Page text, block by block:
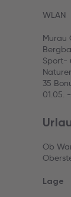
WLAN
Murau
Sport-
35
01.05.
Ob
Lage